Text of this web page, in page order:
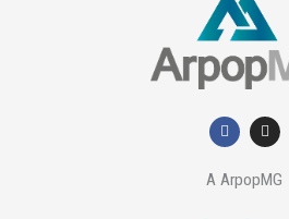
F
a
b
I
n
a
A ArpopMG